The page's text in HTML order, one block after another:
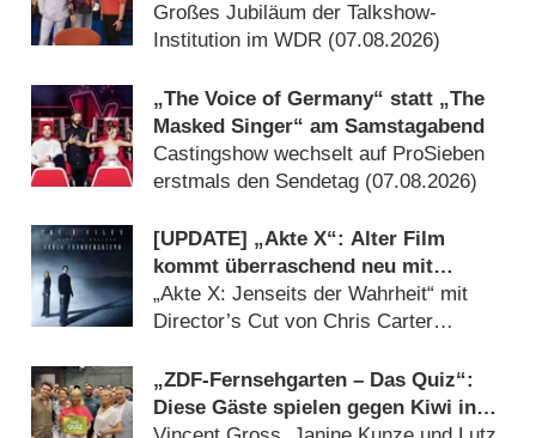
Rückblicken
Großes Jubiläum der Talkshow-
Institution im WDR (07.08.2026)
„The Voice of Germany“ statt „The
Masked Singer“ am Samstagabend
Castingshow wechselt auf ProSieben
erstmals den Sendetag (07.08.2026)
[UPDATE] „Akte X“: Alter Film
kommt überraschend neu mit
deutlich mehr Horror
„Akte X: Jenseits der Wahrheit“ mit
Director’s Cut von Chris Carter
„ZDF-Fernsehgarten – Das Quiz“:
Diese Gäste spielen gegen Kiwi in